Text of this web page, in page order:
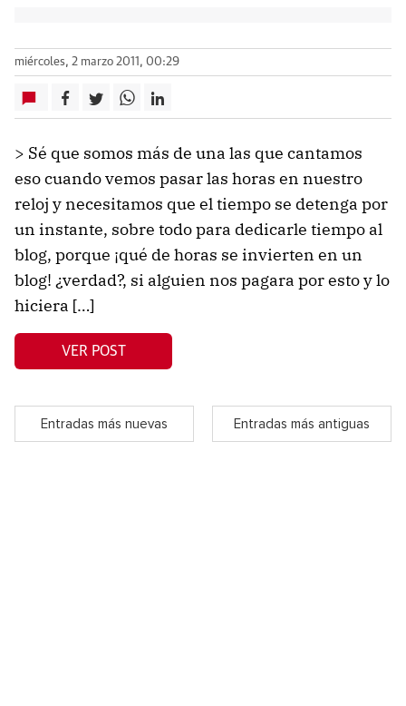
miércoles, 2 marzo 2011, 00:29
> Sé que somos más de una las que cantamos
eso cuando vemos pasar las horas en nuestro
reloj y necesitamos que el tiempo se detenga por
un instante, sobre todo para dedicarle tiempo al
blog, porque ¡qué de horas se invierten en un
blog! ¿verdad?, si alguien nos pagara por esto y lo
hiciera […]
VER POST
Entradas más nuevas Entradas más antiguas